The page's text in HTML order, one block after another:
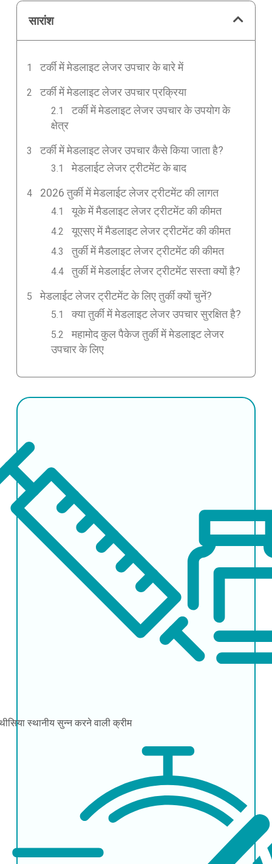
सारांश
टर्की में मेडलाइट लेजर उपचार के बारे में
टर्की में मेडलाइट लेजर उपचार प्रक्रिया
टर्की में मेडलाइट लेजर उपचार के उपयोग के
क्षेत्र
टर्की में मेडलाइट लेजर उपचार कैसे किया जाता है?
मेडलाईट लेजर ट्रीटमेंट के बाद
2026 तुर्की में मेडलाईट लेजर ट्रीटमेंट की लागत
यूके में मैडलाइट लेजर ट्रीटमेंट की कीमत
यूएसए में मैडलाइट लेजर ट्रीटमेंट की कीमत
तुर्की में मैडलाइट लेजर ट्रीटमेंट की कीमत
तुर्की में मेडलाईट लेजर ट्रीटमेंट सस्ता क्यों है?
मेडलाईट लेजर ट्रीटमेंट के लिए तुर्की क्यों चुनें?
क्या तुर्की में मेडलाइट लेजर उपचार सुरक्षित है?
महामोद कुल पैकेज तुर्की में मेडलाइट लेजर
उपचार के लिए
स्थानीय सुन्न करने वाली क्रीम